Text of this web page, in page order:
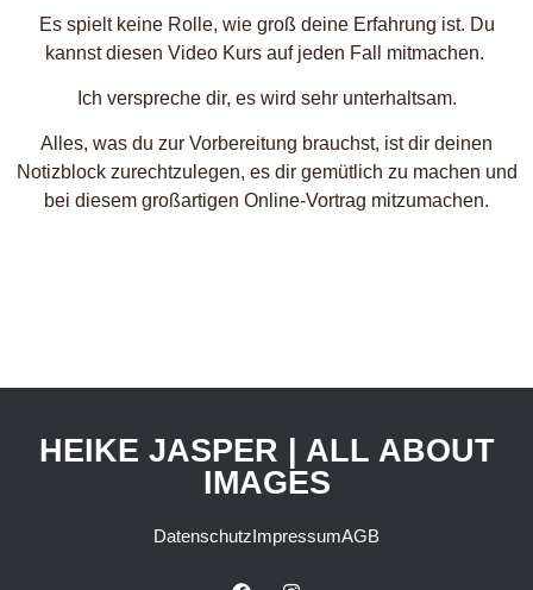
Es spielt keine Rolle, wie groß deine Erfahrung ist. Du
kannst diesen Video Kurs auf jeden Fall mitmachen.
Ich verspreche dir, es wird sehr unterhaltsam.
Alles, was du zur Vorbereitung brauchst, ist dir deinen
Notizblock zurechtzulegen, es dir gemütlich zu machen und
bei diesem großartigen Online-Vortrag mitzumachen.
HEIKE JASPER | ALL ABOUT
IMAGES
DatenschutzImpressumAGB